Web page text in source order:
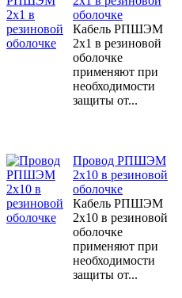
оболочке
Кабель РПШЭМ
2x1 в резиновой
оболочке
применяют при
необходимости
защиты от...
Провод РПШЭМ
2x10 в резиновой
оболочке
Кабель РПШЭМ
2x10 в резиновой
оболочке
применяют при
необходимости
защиты от...